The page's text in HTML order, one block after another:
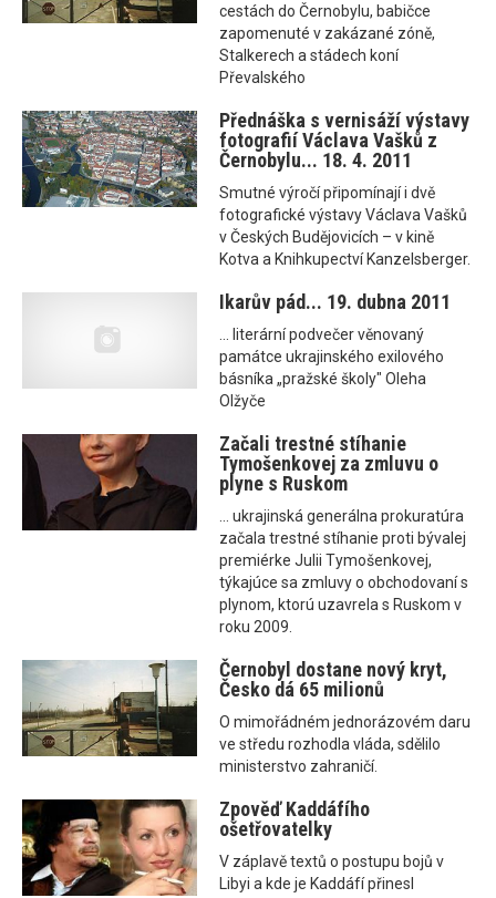
cestách do Černobylu, babičce
zapomenuté v zakázané zóně,
Stalkerech a stádech koní
Převalského
Přednáška s vernisáží výstavy
fotografií Václava Vašků z
Černobylu... 18. 4. 2011
Smutné výročí připomínají i dvě
fotografické výstavy Václava Vašků
v Českých Budějovicích – v kině
Kotva a Knihkupectví Kanzelsberger.
Ikarův pád... 19. dubna 2011
... literární podvečer věnovaný
památce ukrajinského exilového
básníka „pražské školy" Oleha
Olžyče
Začali trestné stíhanie
Tymošenkovej za zmluvu o
plyne s Ruskom
... ukrajinská generálna prokuratúra
začala trestné stíhanie proti bývalej
premiérke Julii Tymošenkovej,
týkajúce sa zmluvy o obchodovaní s
plynom, ktorú uzavrela s Ruskom v
roku 2009.
Černobyl dostane nový kryt,
Česko dá 65 milionů
O mimořádném jednorázovém daru
ve středu rozhodla vláda, sdělilo
ministerstvo zahraničí.
Zpověď Kaddáfího
ošetřovatelky
V záplavě textů o postupu bojů v
Libyi a kde je Kaddáfí přinesl